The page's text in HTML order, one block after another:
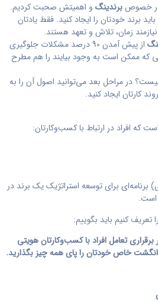
در خصوصبرندینگ و اهمیتش صحبت کردیم.
برند خودتان را ایجاد کنید. فقط یادتان
نیازمند زمان، تلاش و تعهد هستند.
از پیش آمدن 90 درصد مشکلات جلوگیری
که ممکن است به وجود بیایند را هم مطرح
چیست؟ در مراحل بعد می‌توانید اصول آن را به
کارتان ایجاد کنید.
که افراد در ارتباط با کسب‌وکارتان:
برنامه‌ای برای توسعه استراتژیک یک برند در
است.
تعریف کنیم باید بگوییم:
تعامل افراد با کسب‌وکارتان هویتی
انگشت خاص خودتان را پای همه چیز بگذارید.